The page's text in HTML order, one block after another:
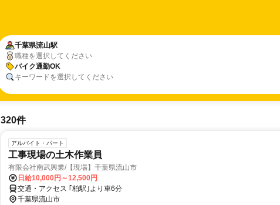
千葉県流山駅
職種を選択してください
バイク通勤OK
キーワードを選択してください
320件
アルバイト・パート
工事現場の土木作業員
有限会社南武興業/【現場】千葉県流山市
日給10,000円～12,500円
交通・アクセス ｢柏駅｣より車6分
千葉県流山市